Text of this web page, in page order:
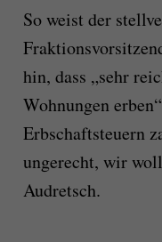
So weist der
hin, dass „sehr
Wohnungen
Erbschaftsteuern
ungerecht, wir
Audretsch.